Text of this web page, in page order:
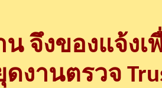
น จึงของแจ้ง
งานตรวจ